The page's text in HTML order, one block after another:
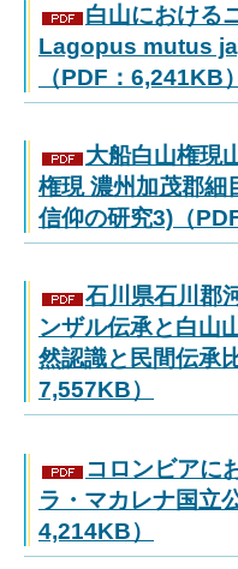
白山における
Lagopus mutus
（PDF：6,241KB）
大船白山権現
権現 濃州加茂郡細
信仰の研究3)（
石川県石川郡
ンザル伝承と白山
然認識と民間伝承
7,557KB）
コロンビアに
ラ・マカレナ国立
4,214KB）